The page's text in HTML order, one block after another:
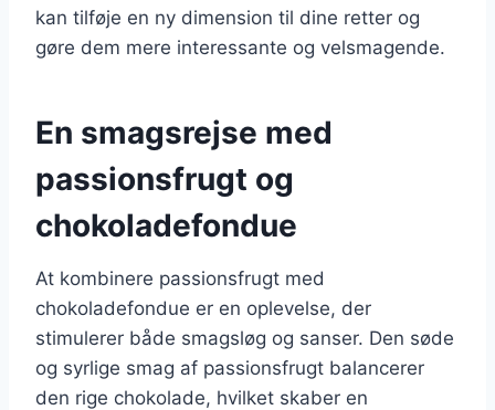
kan tilføje en ny dimension til dine retter og
gøre dem mere interessante og velsmagende.
En smagsrejse med
passionsfrugt og
chokoladefondue
At kombinere passionsfrugt med
chokoladefondue er en oplevelse, der
stimulerer både smagsløg og sanser. Den søde
og syrlige smag af passionsfrugt balancerer
den rige chokolade, hvilket skaber en